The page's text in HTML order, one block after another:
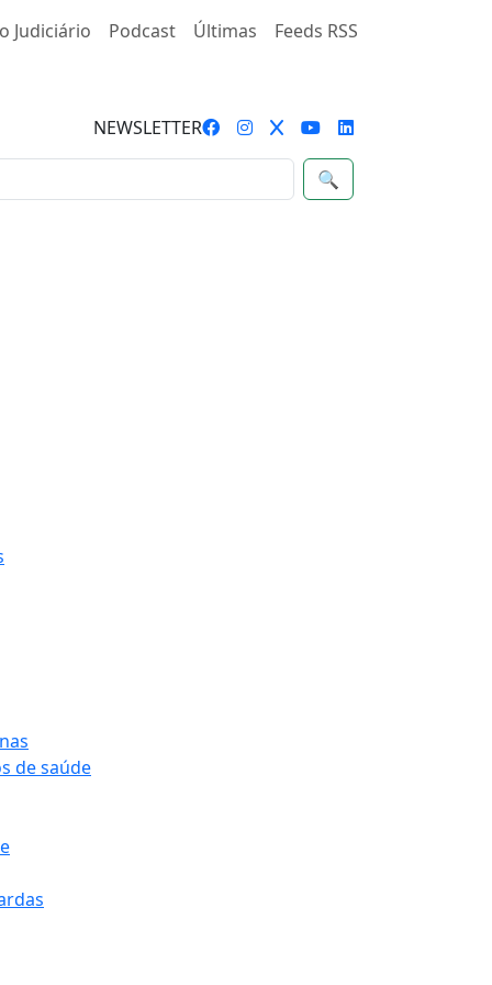
Judiciário Podcast Últimas Feeds RSS
NEWSLETTER
🔍
de saúde